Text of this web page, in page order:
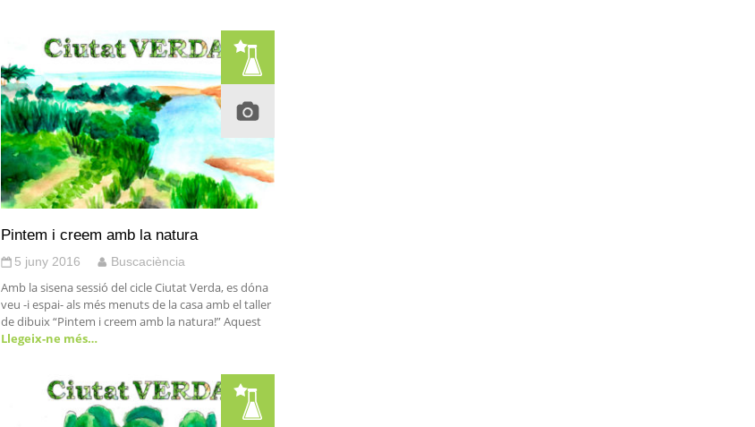
Pintem i creem amb la natura
5 juny 2016 Buscaciència
Amb la sisena sessió del cicle Ciutat Verda, es dóna
veu -i espai- als més menuts de la casa amb el taller
de dibuix “Pintem i creem amb la natura!” Aquest
Llegeix-ne més…